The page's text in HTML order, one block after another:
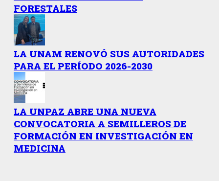
FORESTALES
LA UNAM RENOVÓ SUS AUTORIDADES
PARA EL PERÍODO 2026-2030
LA UNPAZ ABRE UNA NUEVA
CONVOCATORIA A SEMILLEROS DE
FORMACIÓN EN INVESTIGACIÓN EN
MEDICINA